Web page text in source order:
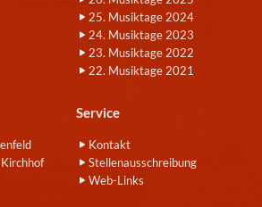
25. Musiktage 2024
24. Musiktage 2023
23. Musiktage 2022
22. Musiktage 2021
Service
Kontakt
Stellenausschreibung
Web-Links